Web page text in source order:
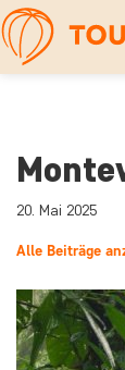
20. Mai 2025
Alle Beiträge